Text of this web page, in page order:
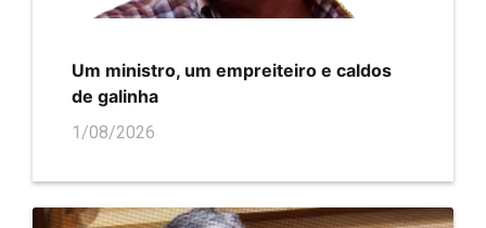
Um ministro, um empreiteiro e caldos
de galinha
1/08/2026